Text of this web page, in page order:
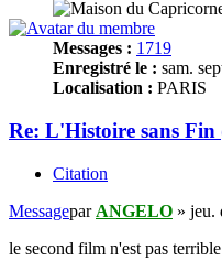
Messages : 1719
Enregistré le : sam.
Localisation : PARIS
Re: L'Histoire sans
Citation
Messagepar ANGELO » jeu.
le second film n'est pas